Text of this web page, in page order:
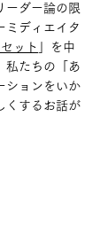
ーダー論の限
ミディエイタ
ット
」を中
私たちの「あ
ションをいか
くするお話が